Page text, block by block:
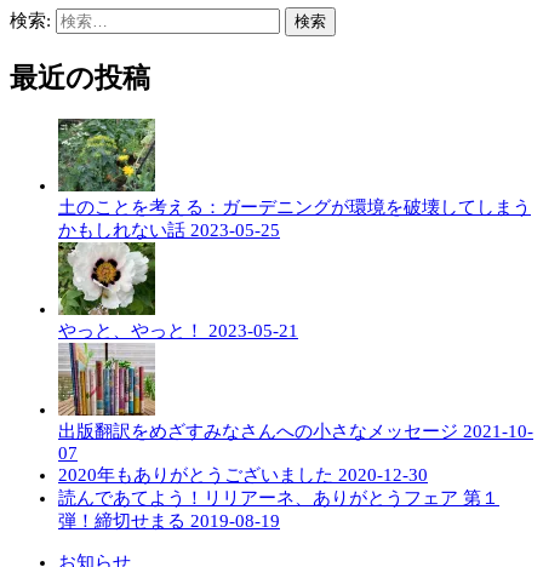
検索:
最近の投稿
土のことを考える：ガーデニングが環境を破壊してしまう
かもしれない話 2023-05-25
やっと、やっと！ 2023-05-21
出版翻訳をめざすみなさんへの小さなメッセージ 2021-10-
07
2020年もありがとうございました 2020-12-30
読んであてよう！リリアーネ、ありがとうフェア 第１
弾！締切せまる 2019-08-19
お知らせ